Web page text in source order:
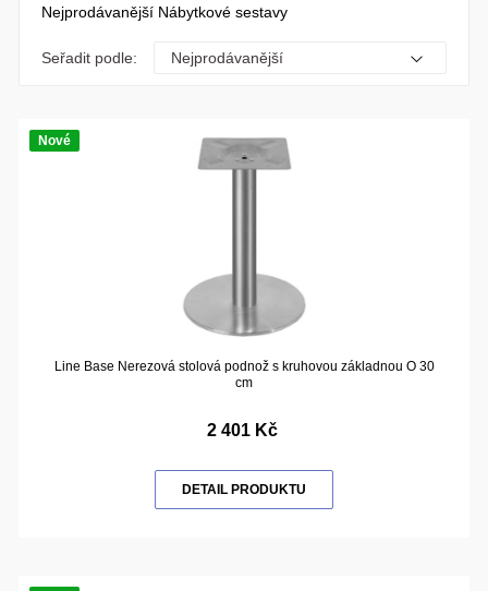
Nejprodávanější Nábytkové sestavy
Seřadit podle:
Nové
Line Base Nerezová stolová podnož s kruhovou základnou O 30
cm
2 401 Kč
DETAIL PRODUKTU